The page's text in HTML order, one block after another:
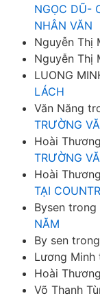
NGỌC DŨ-
NHÂN VĂN
Nguyễn Thị
Nguyễn Thị
LUONG
LÁCH
Văn Năng
TRƯỜNG
Hoài Thương
TRƯỜNG
Hoài Thương
TẠI
Bysen trong
NĂM
By sen trong
Lương Minh
Hoài Thương
Võ Thanh